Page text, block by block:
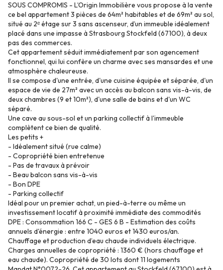
SOUS COMPROMIS - L’Origin Immobilière vous propose à la vente
ce bel appartement 3 pièces de 64m² habitables et de 69m² au sol,
situé au 2ᵉ étage sur 3 sans ascenseur, d’un immeuble idéalement
placé dans une impasse à Strasbourg Stockfeld (67100), à deux
pas des commerces.
Cet appartement séduit immédiatement par son agencement
fonctionnel, qui lui confère un charme avec ses mansardes et une
atmosphère chaleureuse.
Il se compose d'une entrée, d'une cuisine équipée et séparée, d'un
espace de vie de 27m² avec un accès au balcon sans vis-à-vis, de
deux chambres (9 et 10m²), d'une salle de bains et d'un WC
séparé.
Une cave au sous-sol et un parking collectif à l'immeuble
complètent ce bien de qualité.
Les petits +
- Idéalement situé (rue calme)
- Copropriété bien entretenue
- Pas de travaux à prévoir
- Beau balcon sans vis-à-vis
- Bon DPE
- Parking collectif
Idéal pour un premier achat, un pied-à-terre ou même un
investissement locatif à proximité immédiate des commodités
DPE : Consommation 166 C - GES 6 B - Estimation des coûts
annuels d'énergie : entre 1040 euros et 1430 euros/an.
Chauffage et production d’eau chaude individuels électrique.
Charges annuelles de copropriété : 1360 € (hors chauffage et
eau chaude). Copropriété de 30 lots dont 11 logements